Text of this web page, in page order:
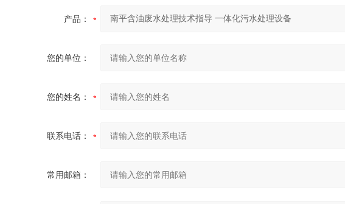
产品：
您的单位：
您的姓名：
联系电话：
常用邮箱：